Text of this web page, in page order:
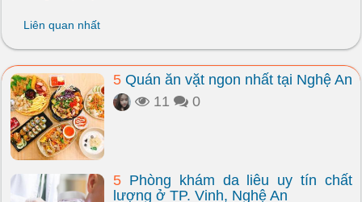
a
t
i
Liên quan nhất
5 Quán ăn vặt ngon nhất tại Nghệ An
11
0
5 Phòng khám da liễu uy tín chất
lượng ở TP. Vinh, Nghệ An